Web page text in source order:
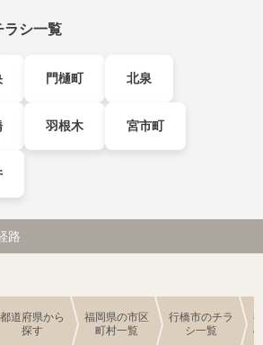
ラシ一覧
門樋町 北泉
羽根木 宮市町
路
都道府県から
探す
福岡県の市区
町村一覧
行橋市のチラ
シ一覧